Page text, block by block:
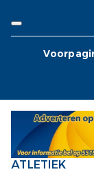
ATLETIEK